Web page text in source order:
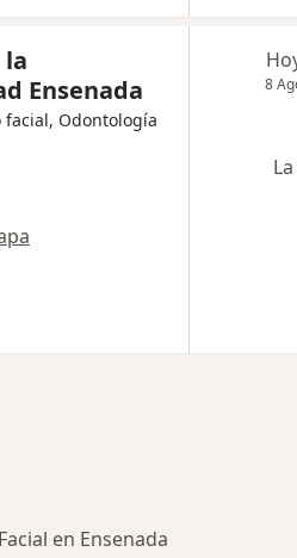
la
Ensenada
facial, Odontología
8
en Ensenada